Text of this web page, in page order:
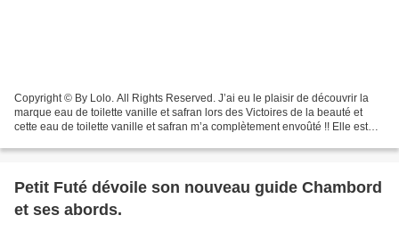
Copyright © By Lolo. All Rights Reserved. J’ai eu le plaisir de découvrir la
marque eau de toilette vanille et safran lors des Victoires de la beauté et
cette eau de toilette vanille et safran m’a complètement envoûté !! Elle est
Petit Futé dévoile son nouveau guide Chambord
et ses abords.